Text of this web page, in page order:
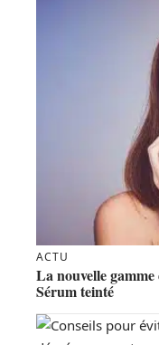
ACTU
La nouvelle
Sérum teinté